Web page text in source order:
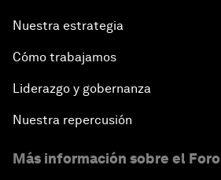
Nuestra estrategia
Cómo trabajamos
Liderazgo y gobernanza
Nuestra repercusión
Más información sobre el Foro